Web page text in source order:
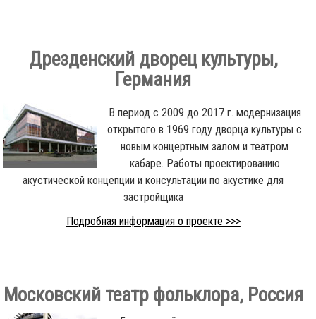
Дрезденский дворец культуры,
Германия
В период с 2009 до 2017 г. модернизация
открытого в 1969 году дворца культуры с
новым концертным залом и театром
кабаре. Работы проектированию
акустической концепции и консультации по акустике для
застройщика
Подробная информация о проекте >>>
Московский театр фольклора, Россия